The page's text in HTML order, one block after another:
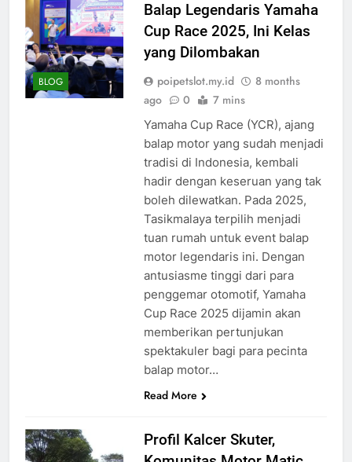
BLOG
Balap Legendaris Yamaha
Cup Race 2025, Ini Kelas
yang Dilombakan
poipetslot.my.id
8 months
ago
0 7 mins
Yamaha Cup Race (YCR), ajang
balap motor yang sudah menjadi
tradisi di Indonesia, kembali
hadir dengan keseruan yang tak
boleh dilewatkan. Pada 2025,
Tasikmalaya terpilih menjadi
tuan rumah untuk event balap
motor legendaris ini. Dengan
antusiasme tinggi dari para
penggemar otomotif, Yamaha
Cup Race 2025 dijamin akan
memberikan pertunjukan
spektakuler bagi para pecinta
balap motor…
Read More
Profil Kalcer Skuter,